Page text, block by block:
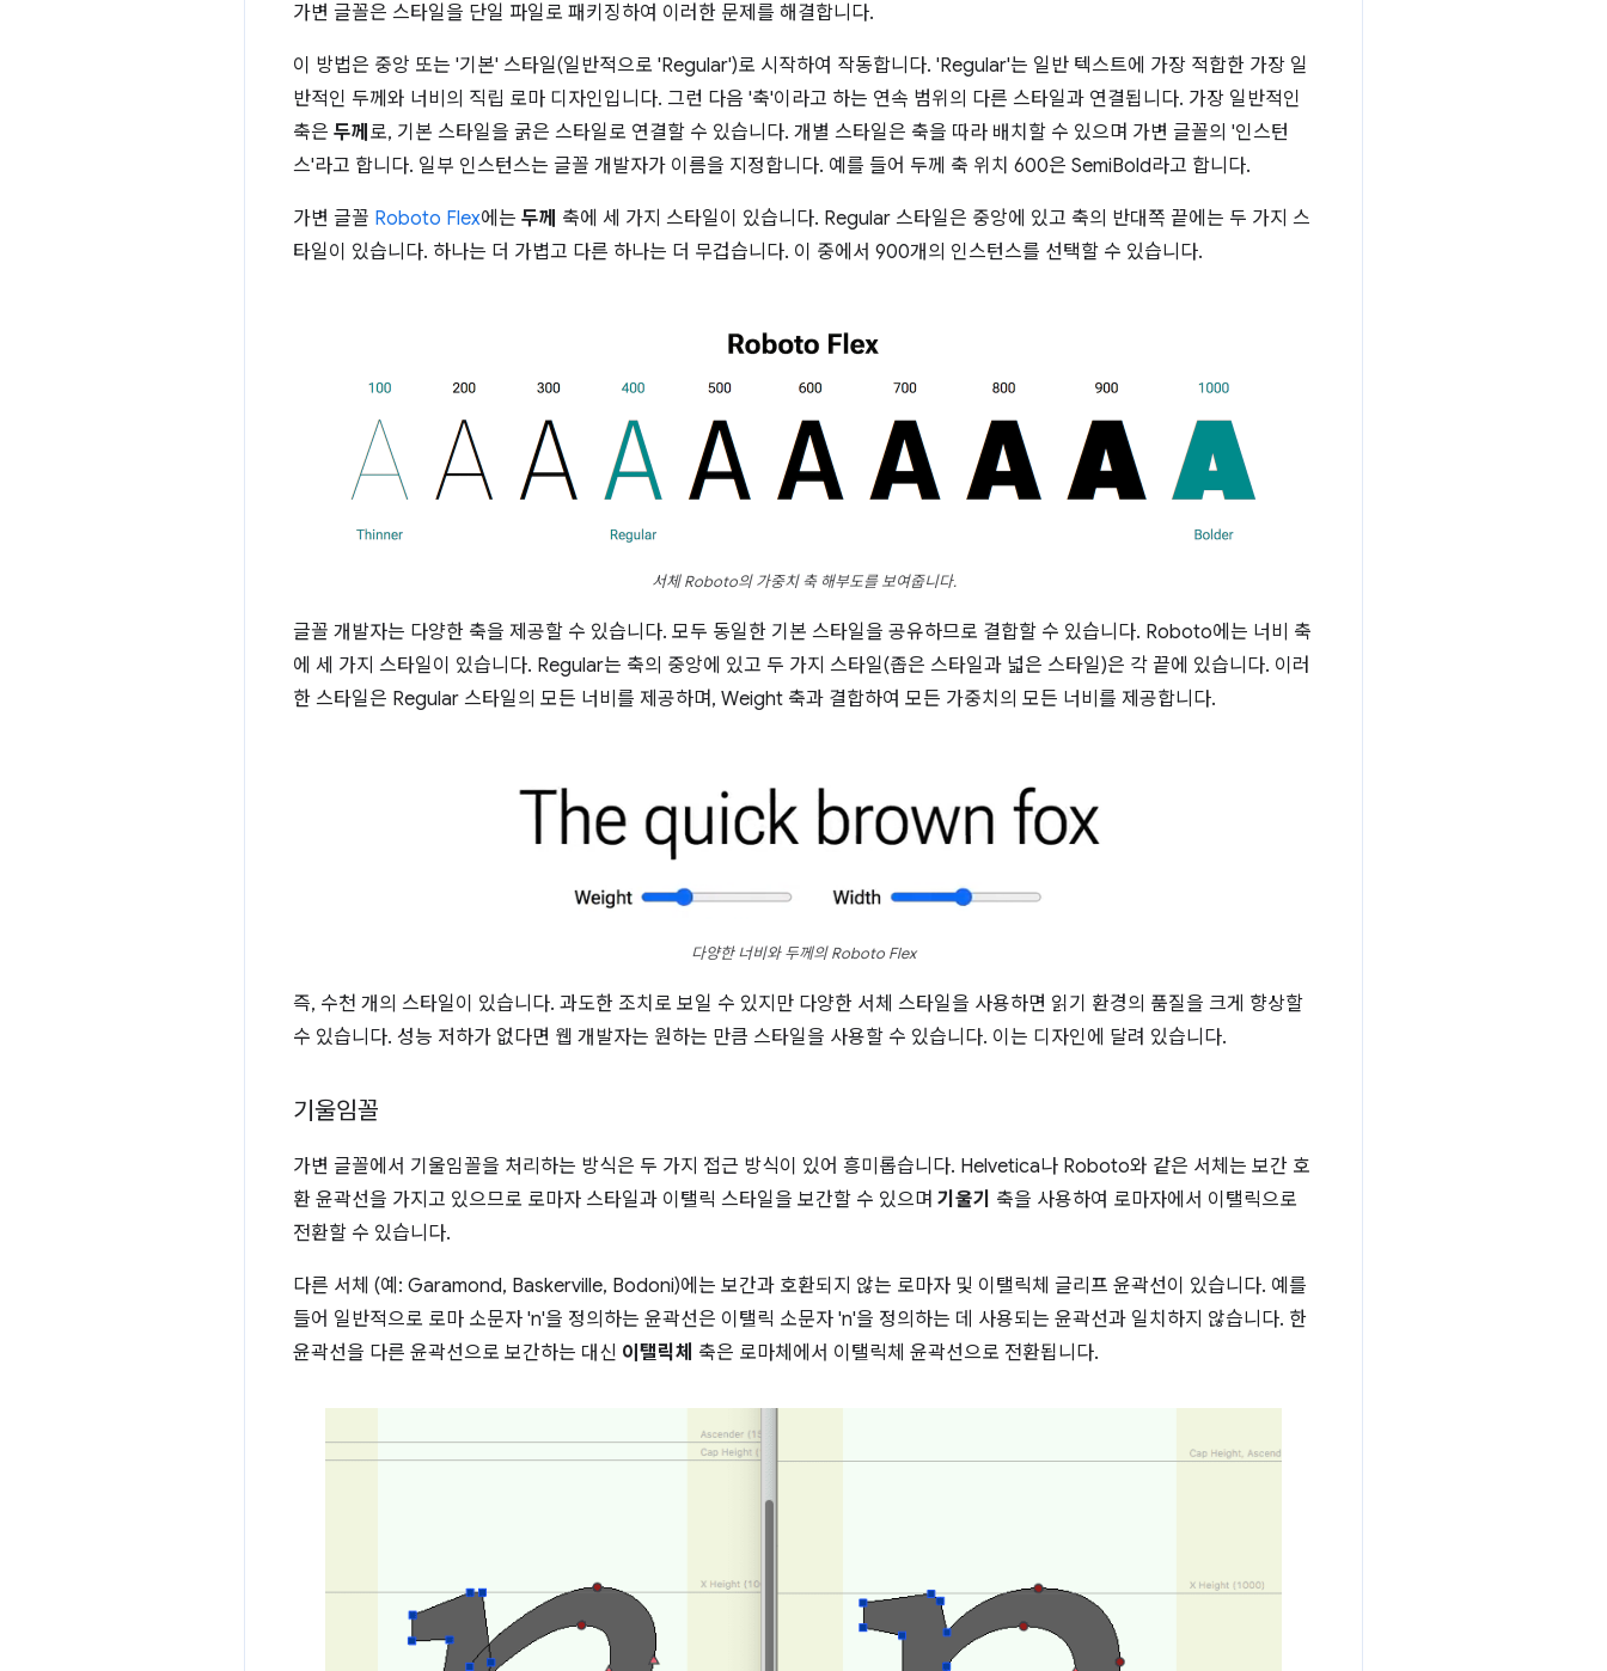
가변 글꼴은 스타일을 단일 파일로 패키징하여 이러한 문제를 해결합니다.
이 방법은 중앙 또는 '기본' 스타일(일반적으로 'Regular')로 시작하여 작동합니다. 'Regular'는 일반 텍스트에 가장 적합한 가장 일
반적인 두께와 너비의 직립 로마 디자인입니다. 그런 다음 '축'이라고 하는 연속 범위의 다른 스타일과 연결됩니다. 가장 일반적인
축은 두께 로, 기본 스타일을 굵은 스타일로 연결할 수 있습니다. 개별 스타일은 축을 따라 배치할 수 있으며 가변 글꼴의 '인스턴
스'라고 합니다. 일부 인스턴스는 글꼴 개발자가 이름을 지정합니다. 예를 들어 두께 축 위치 600은 SemiBold라고 합니다.
가변 글꼴 Roboto Flex에는 두께 축에 세 가지 스타일이 있습니다. Regular 스타일은 중앙에 있고 축의 반대쪽 끝에는 두 가지 스
타일이 있습니다. 하나는 더 가볍고 다른 하나는 더 무겁습니다. 이 중에서 900개의 인스턴스를 선택할 수 있습니다.
서체 Roboto의 가중치 축 해부도를 보여줍니다.
글꼴 개발자는 다양한 축을 제공할 수 있습니다. 모두 동일한 기본 스타일을 공유하므로 결합할 수 있습니다. Roboto에는 너비 축
에 세 가지 스타일이 있습니다. Regular는 축의 중앙에 있고 두 가지 스타일(좁은 스타일과 넓은 스타일)은 각 끝에 있습니다. 이러
한 스타일은 Regular 스타일의 모든 너비를 제공하며, Weight 축과 결합하여 모든 가중치의 모든 너비를 제공합니다.
다양한 너비와 두께의 Roboto Flex
즉, 수천 개의 스타일이 있습니다. 과도한 조치로 보일 수 있지만 다양한 서체 스타일을 사용하면 읽기 환경의 품질을 크게 향상할
수 있습니다. 성능 저하가 없다면 웹 개발자는 원하는 만큼 스타일을 사용할 수 있습니다. 이는 디자인에 달려 있습니다.
기울임꼴
가변 글꼴에서 기울임꼴을 처리하는 방식은 두 가지 접근 방식이 있어 흥미롭습니다. Helvetica나 Roboto와 같은 서체는 보간 호
환 윤곽선을 가지고 있으므로 로마자 스타일과 이탤릭 스타일을 보간할 수 있으며 기울기 축을 사용하여 로마자에서 이탤릭으로
전환할 수 있습니다.
다른 서체 (예: Garamond, Baskerville, Bodoni)에는 보간과 호환되지 않는 로마자 및 이탤릭체 글리프 윤곽선이 있습니다. 예를
들어 일반적으로 로마 소문자 'n'을 정의하는 윤곽선은 이탤릭 소문자 'n'을 정의하는 데 사용되는 윤곽선과 일치하지 않습니다. 한
윤곽선을 다른 윤곽선으로 보간하는 대신 이탤릭체 축은 로마체에서 이탤릭체 윤곽선으로 전환됩니다.